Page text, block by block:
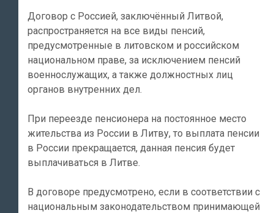
Договор с Россией, заключённый Литвой,
распространяется на все виды пенсий,
предусмотренные в литовском и российском
национальном праве, за исключением пенсий
военнослужащих, а также должностных лиц
органов внутренних дел.
При переезде пенсионера на постоянное место
жительства из России в Литву, то выплата пенсии
в России прекращается, данная пенсия будет
выплачиваться в Литве.
В договоре предусмотрено, если в соответствии с
национальным законодательством принимающей